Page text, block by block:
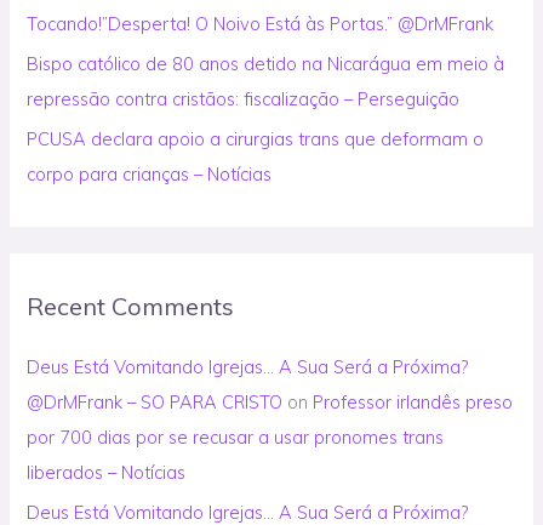
Tocando!”Desperta! O Noivo Está às Portas.” @DrMFrank
Bispo católico de 80 anos detido na Nicarágua em meio à
repressão contra cristãos: fiscalização – Perseguição
PCUSA declara apoio a cirurgias trans que deformam o
corpo para crianças – Notícias
Recent Comments
Deus Está Vomitando Igrejas… A Sua Será a Próxima?
@DrMFrank – SO PARA CRISTO on Professor irlandês preso
por 700 dias por se recusar a usar pronomes trans
liberados – Notícias
Deus Está Vomitando Igrejas… A Sua Será a Próxima?